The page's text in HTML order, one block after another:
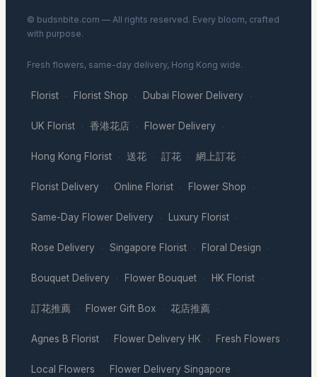
© budsnbite.com — All rights reserved. Every bloom, crafted
with purpose.
Fresh flowers, same-day delivery, Hong Kong wide.
Florist · Florist Shop · Dubai Flower Delivery ·
UK Florist · 香港花店 · Flower Delivery ·
Hong Kong Florist · 送花 · 訂花 · 網上訂花 ·
Florist Delivery · Online Florist · Flower Shop ·
Same-Day Flower Delivery · Luxury Florist ·
Rose Delivery · Singapore Florist · Floral Design ·
Bouquet Delivery · Flower Bouquet · HK Florist ·
訂花推薦 · Flower Gift Box · 花店推薦 ·
Agnes B Florist · Flower Delivery HK · Fresh Flowers ·
Local Flowers · Flower Delivery Singapore ·